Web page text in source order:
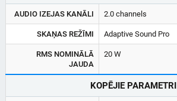
AUDIO IZEJAS KANĀLI 2.0 channels
SKAŅAS REŽĪMI Adaptive Sound Pro
RMS NOMINĀLĀ
JAUDA
20 W
KOPĒJIE PARAMETRI